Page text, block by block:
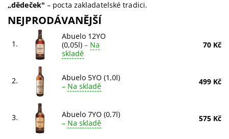
„dědeček" – pocta zakladatelské tradici.
NEJPRODÁVANĚJŠÍ
1.
Abuelo 12YO
(0,05l) – Na
skladě
70 Kč
2.
Abuelo 5YO (1,0l)
– Na skladě 499 Kč
3.
Abuelo 7YO (0,7l)
– Na skladě 575 Kč